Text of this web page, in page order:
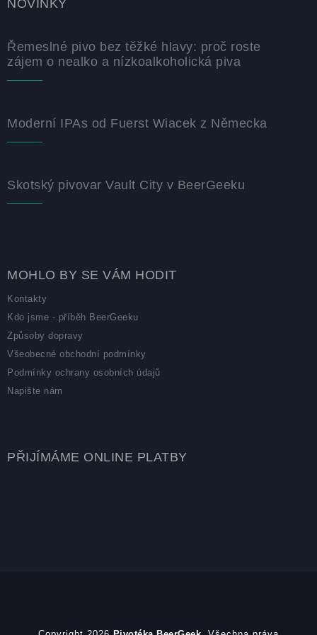
NOVINKY
Řemeslné pivo bez těžké hlavy: proč roste
zájem o nealko a nízkoalkoholická piva
Moderní IPAs od Fuerst Wiacek z Německa
Skotský pivovar Vault City v BeerGeeku
MOHLO BY SE VÁM HODIT
Kontakty
Kdo jsme - příběh BeerGeeku
Způsoby dopravy
Všeobecné obchodní podmínky
Podmínky ochrany osobních údajů
Napište nám
PŘIJÍMÁME ONLINE PLATBY